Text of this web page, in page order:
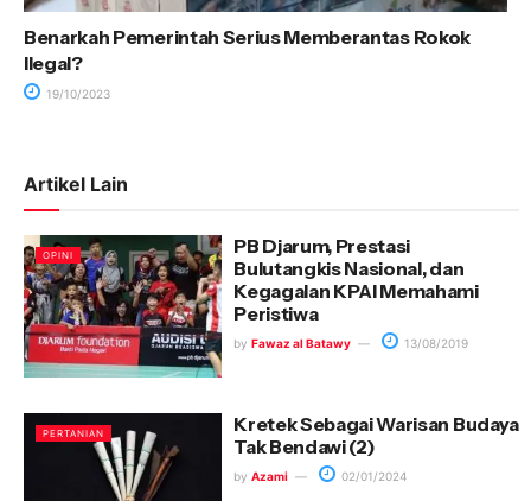
Benarkah Pemerintah Serius Memberantas Rokok
Ilegal?
19/10/2023
Artikel Lain
OPINI
PB Djarum, Prestasi
Bulutangkis Nasional, dan
Kegagalan KPAI Memahami
Peristiwa
by Fawaz al Batawy 13/08/2019
PERTANIAN
Kretek Sebagai Warisan Budaya
Tak Bendawi (2)
by Azami 02/01/2024